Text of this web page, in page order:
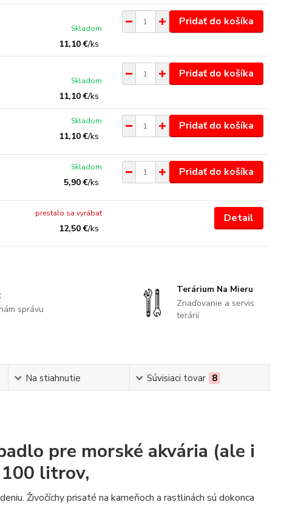
11,10 €/ks
Skladom
Pridať do košíka
11,10 €/ks
Skladom
Pridať do košíka
11,10 €/ks
Skladom Pridať do košíka
5,90 €/ks
Skladom Pridať do košíka
12,50 €/ks
prestalo sa vyrábať Detail
správu
Terárium Na Mieru
Zriaďovanie a servis
terárií
Na stiahnutie Súvisiaci tovar 8
pre morské akvária (ale i
litrov,
Živočíchy prisaté na kameňoch a rastlinách sú dokonca